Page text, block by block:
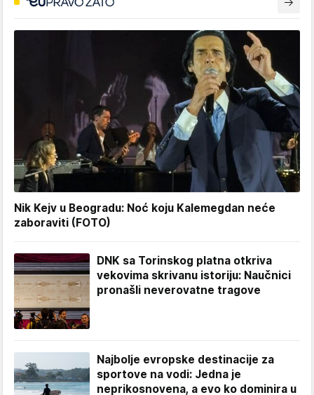
Nik Kejv u Beogradu: Noć koju Kalemegdan neće
zaboraviti (FOTO)
DNK sa Torinskog platna otkriva
vekovima skrivanu istoriju: Naučnici
pronašli neverovatne tragove
Najbolje evropske destinacije za
sportove na vodi: Jedna je
neprikosnovena, a evo ko dominira u